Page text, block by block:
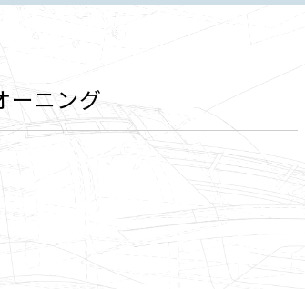
ーニング